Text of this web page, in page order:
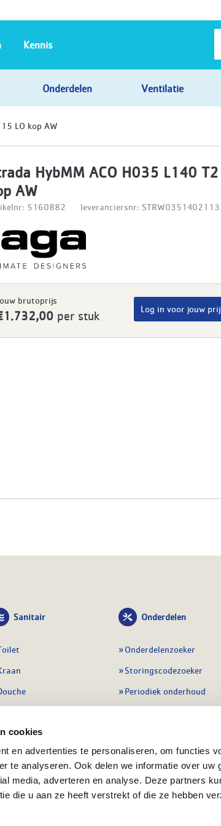
cookies
en advertenties te personaliseren, om functies
te analyseren. Ook delen we informatie over uw
media, adverteren en analyse. Deze partners
die u aan ze heeft verstrekt of die ze hebben
Onderdelen Ventilatie
Kennis
LO kop AW
HybMM ACO H035 L140
AW
5160882 leveranciersnr:
brutoprijs
per stuk
Log in voor jouw
Sanitair
Alle sanitair
Onderdelen
Onderdelenzoeker
Storingscodezoeker
Periodiek onderhoud
Preventie & detectie
Alle onderdelen